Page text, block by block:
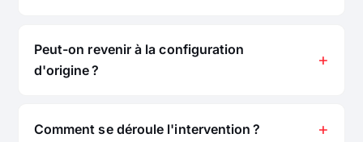
Peut-on revenir à la configuration
d'origine ?
Comment se déroule l'intervention ?